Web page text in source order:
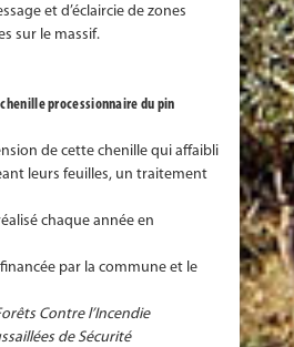
et d’éclaircie de zones
sur le massif.
processionnaire du pin
de cette chenille qui affaibli
leurs feuilles, un traitement
chaque année en
par la commune et le
Contre l’Incendie
de Sécurité